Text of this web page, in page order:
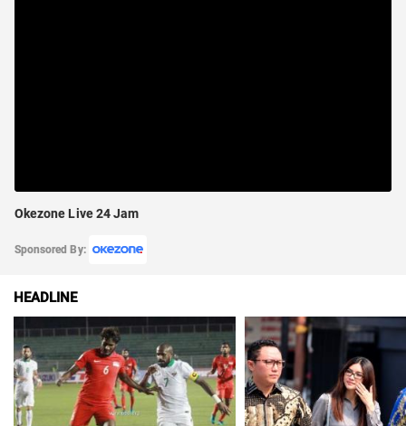
Okezone Live 24 Jam
Sponsored By:
HEADLINE